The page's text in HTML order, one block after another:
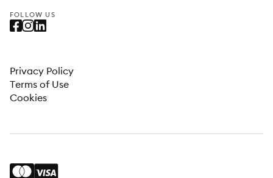
FOLLOW US
Privacy Policy
Terms of Use
Cookies